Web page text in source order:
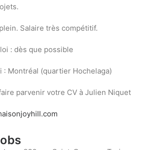
Salaire très compétitif.
: dès que possible
: Montréal (quartier Hochelaga)
parvenir votre CV à Julien Niquet